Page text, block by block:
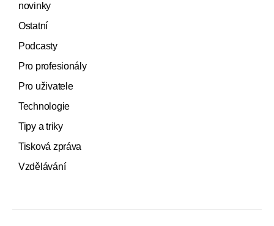
novinky
Ostatní
Podcasty
Pro profesionály
Pro uživatele
Technologie
Tipy a triky
Tisková zpráva
Vzdělávání